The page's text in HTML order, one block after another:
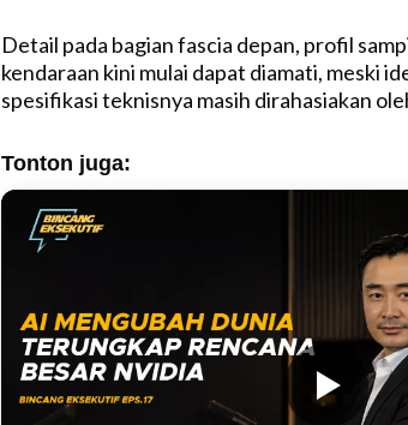
Detail pada bagian fascia depan, profil
kendaraan kini mulai dapat diamati, meski
spesifikasi teknisnya masih dirahasiakan
Tonton juga: